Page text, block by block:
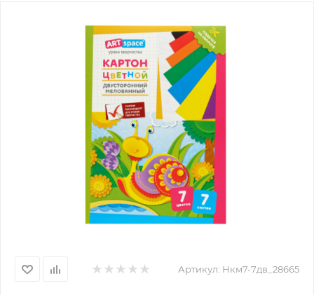
Артикул: Нкм7-7дв_28665